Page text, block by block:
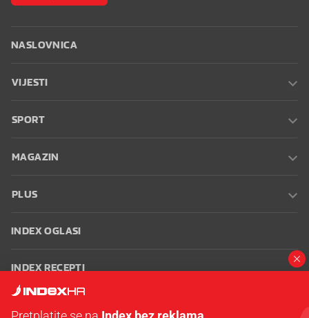
NASLOVNICA
VIJESTI
SPORT
MAGAZIN
PLUS
INDEX OGLASI
INDEX RECEPTI